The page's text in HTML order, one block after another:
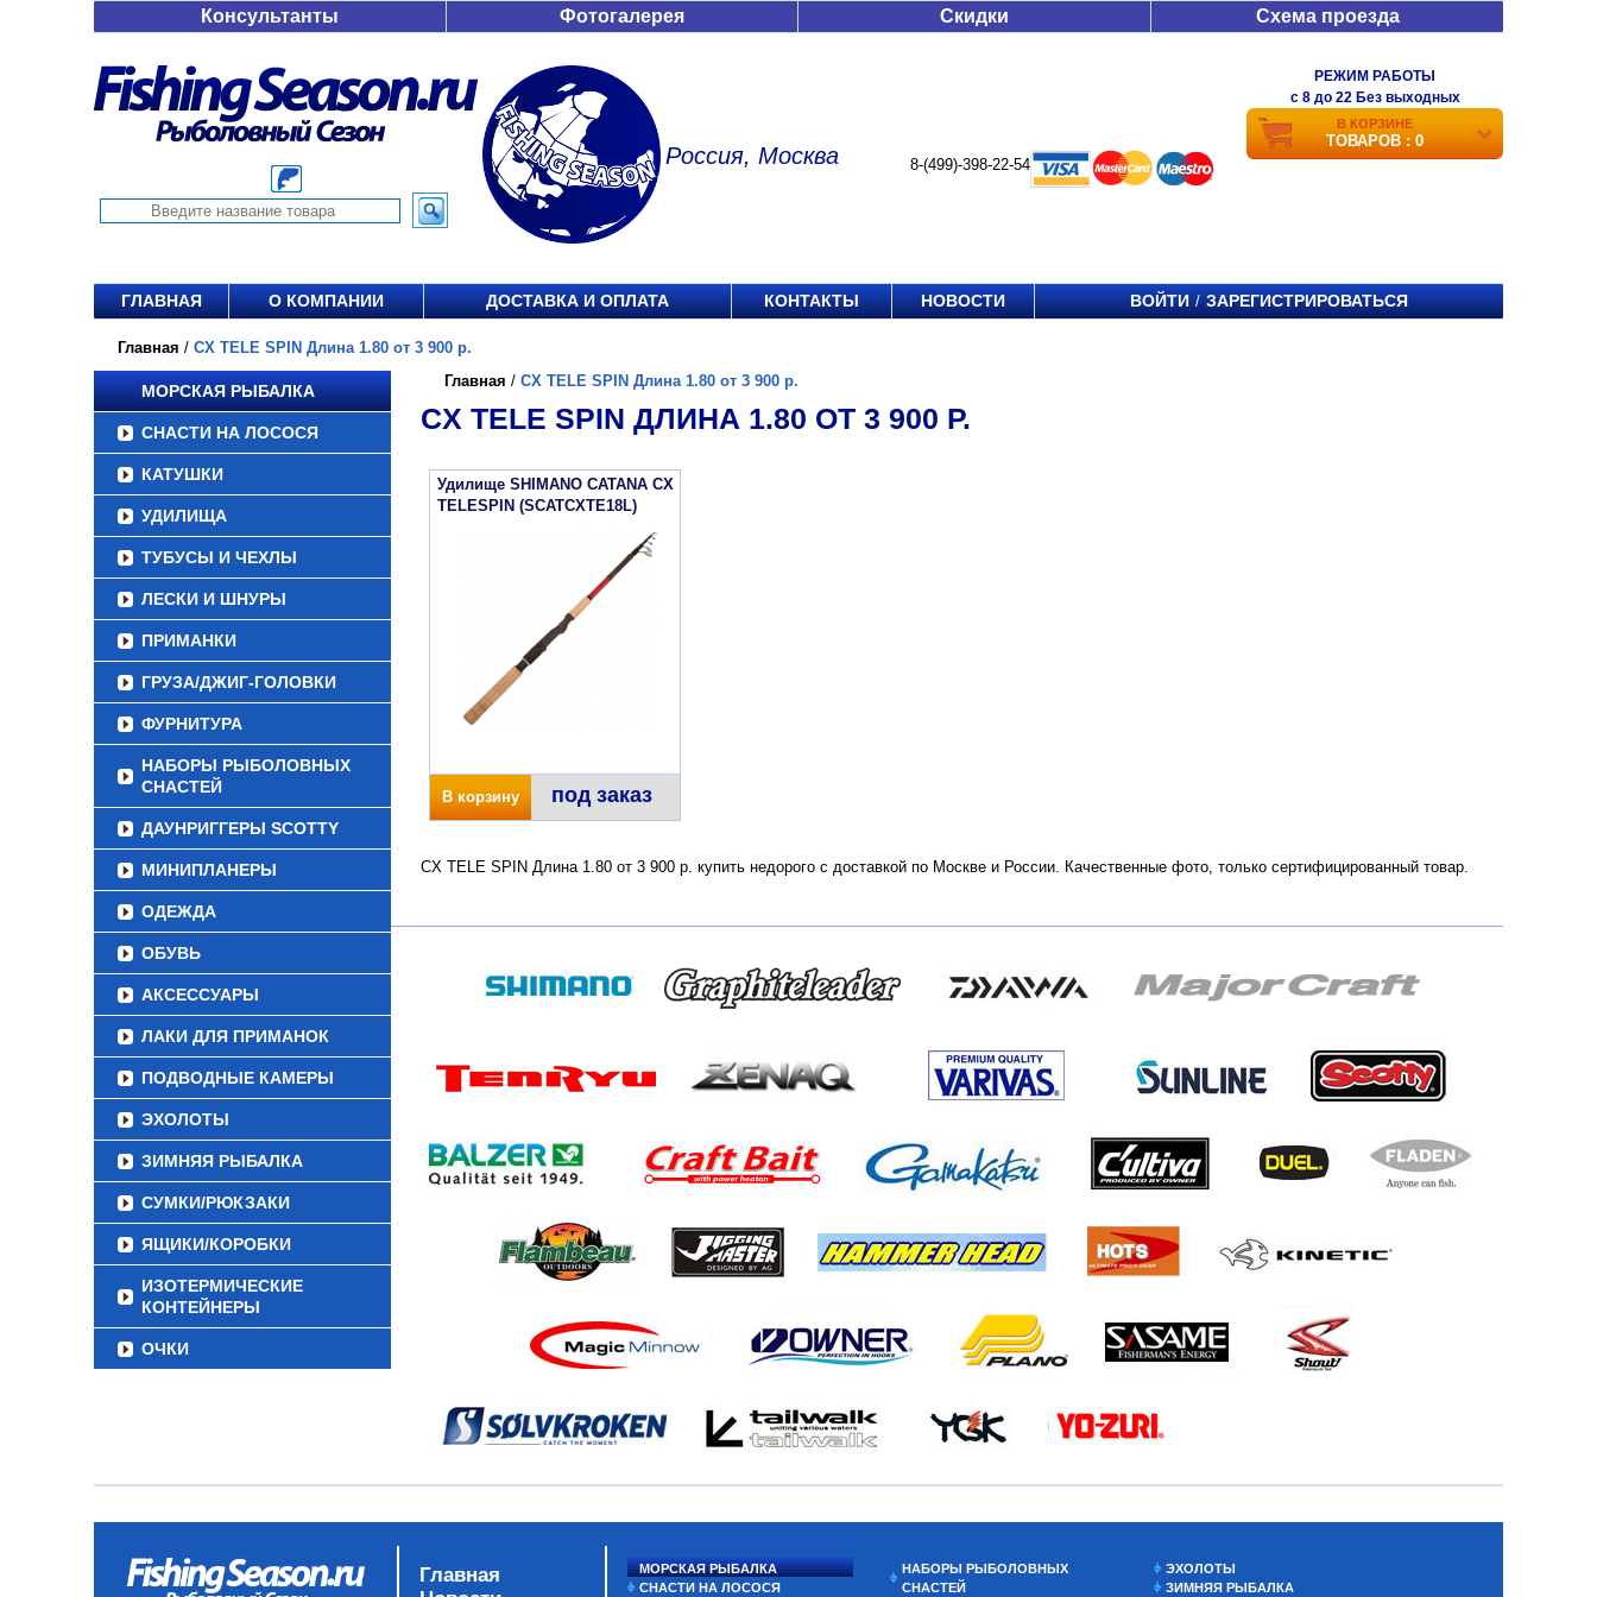
Консультанты Фотогалерея Скидки Схема проезда
Россия, Москва 8-(499)-398-22-54
РЕЖИМ РАБОТЫ
c 8 до 22 Без выходных
В КОРЗИНЕ
ТОВАРОВ : 0
ГЛАВНАЯ О КОМПАНИИ ДОСТАВКА И ОПЛАТА КОНТАКТЫ НОВОСТИ ВОЙТИ / ЗАРЕГИСТРИРОВАТЬСЯ
Главная / CX TELE SPIN Длина 1.80 от 3 900 р.
МОРСКАЯ РЫБАЛКА
СНАСТИ НА ЛОСОСЯ
КАТУШКИ
УДИЛИЩА
ТУБУСЫ И ЧЕХЛЫ
ЛЕСКИ И ШНУРЫ
ПРИМАНКИ
ГРУЗА/ДЖИГ-ГОЛОВКИ
ФУРНИТУРА
НАБОРЫ РЫБОЛОВНЫХ
СНАСТЕЙ
ДАУНРИГГЕРЫ SCOTTY
МИНИПЛАНЕРЫ
ОДЕЖДА
ОБУВЬ
АКСЕССУАРЫ
ЛАКИ ДЛЯ ПРИМАНОК
ПОДВОДНЫЕ КАМЕРЫ
ЭХОЛОТЫ
ЗИМНЯЯ РЫБАЛКА
СУМКИ/РЮКЗАКИ
ЯЩИКИ/КОРОБКИ
ИЗОТЕРМИЧЕСКИЕ
КОНТЕЙНЕРЫ
ОЧКИ
Главная / CX TELE SPIN Длина 1.80 от 3 900 р.
CX TELE SPIN ДЛИНА 1.80 ОТ 3 900 Р.
Удилище SHIMANO CATANA CX
TELESPIN (SCATCXTE18L)
В корзину под заказ
CX TELE SPIN Длина 1.80 от 3 900 р. купить недорого с доставкой по Москве и России. Качественные фото, только сертифицированный товар.
Главная
МОРСКАЯ РЫБАЛКА
СНАСТИ НА ЛОСОСЯ
НАБОРЫ РЫБОЛОВНЫХ
СНАСТЕЙ
ЭХОЛОТЫ
ЗИМНЯЯ РЫБАЛКА